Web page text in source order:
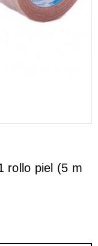
rollo piel (5 m